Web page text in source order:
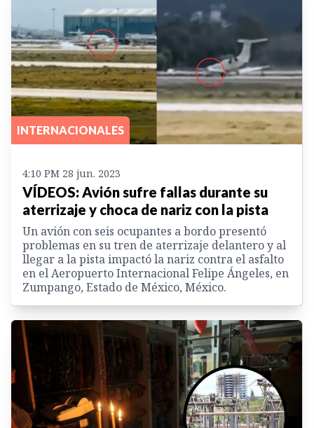
INTERNACIONALES
4:10 PM 28 jun. 2023
VÍDEOS: Avión sufre fallas durante su
aterrizaje y choca de nariz con la pista
Un avión con seis ocupantes a bordo presentó
problemas en su tren de aterrizaje delantero y al
llegar a la pista impactó la nariz contra el asfalto
en el Aeropuerto Internacional Felipe Ángeles, en
Zumpango, Estado de México, México.